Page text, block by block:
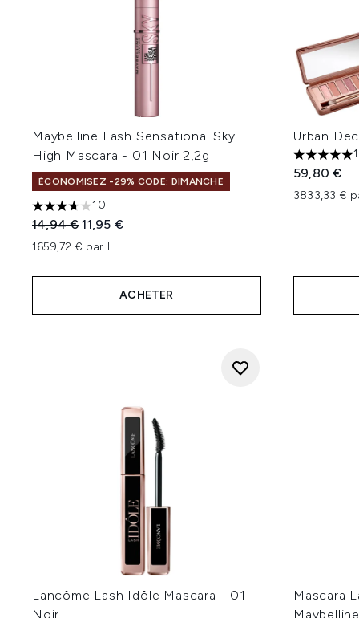
Maybelline Lash Sensational Sky
High Mascara - 01 Noir 2,2g
ÉCONOMISEZ -29% CODE: DIMANCHE
3.7 étoiles sur un maximum de 5
10
Prix de vente :
14,94 €Prix ​​actuel :
11,95 €
1659,72 € par L
ACHETER
Urban
5 étoiles
59,80 €
3833,33 €
Lancôme Lash Idôle Mascara - 01
Noir
Mascara